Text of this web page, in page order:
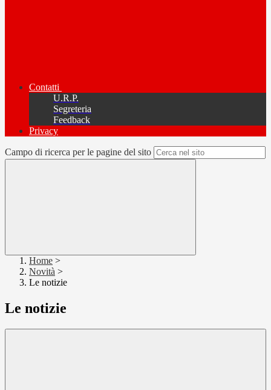
Contatti
U.R.P.
Segreteria
Feedback
Privacy
Campo di ricerca per le pagine del sito
Home >
Novità >
Le notizie
Le notizie